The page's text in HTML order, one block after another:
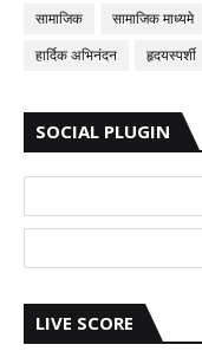
सामाजिक
सामाजिक माध्यमे
हार्दिक अभिनंदन
हृदयस्पर्शी
SOCIAL PLUGIN
LIVE SCORE